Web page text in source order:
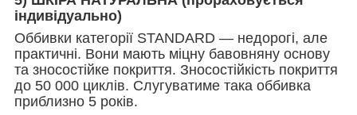
індивідуально)
Оббивки категорії STANDARD — недорогі, але
практичні. Вони мають міцну бавовняну основу
та зносостійке покриття. Зносостійкість покриття
до 50 000 циклів. Слугуватиме така оббивка
приблизно 5 років.